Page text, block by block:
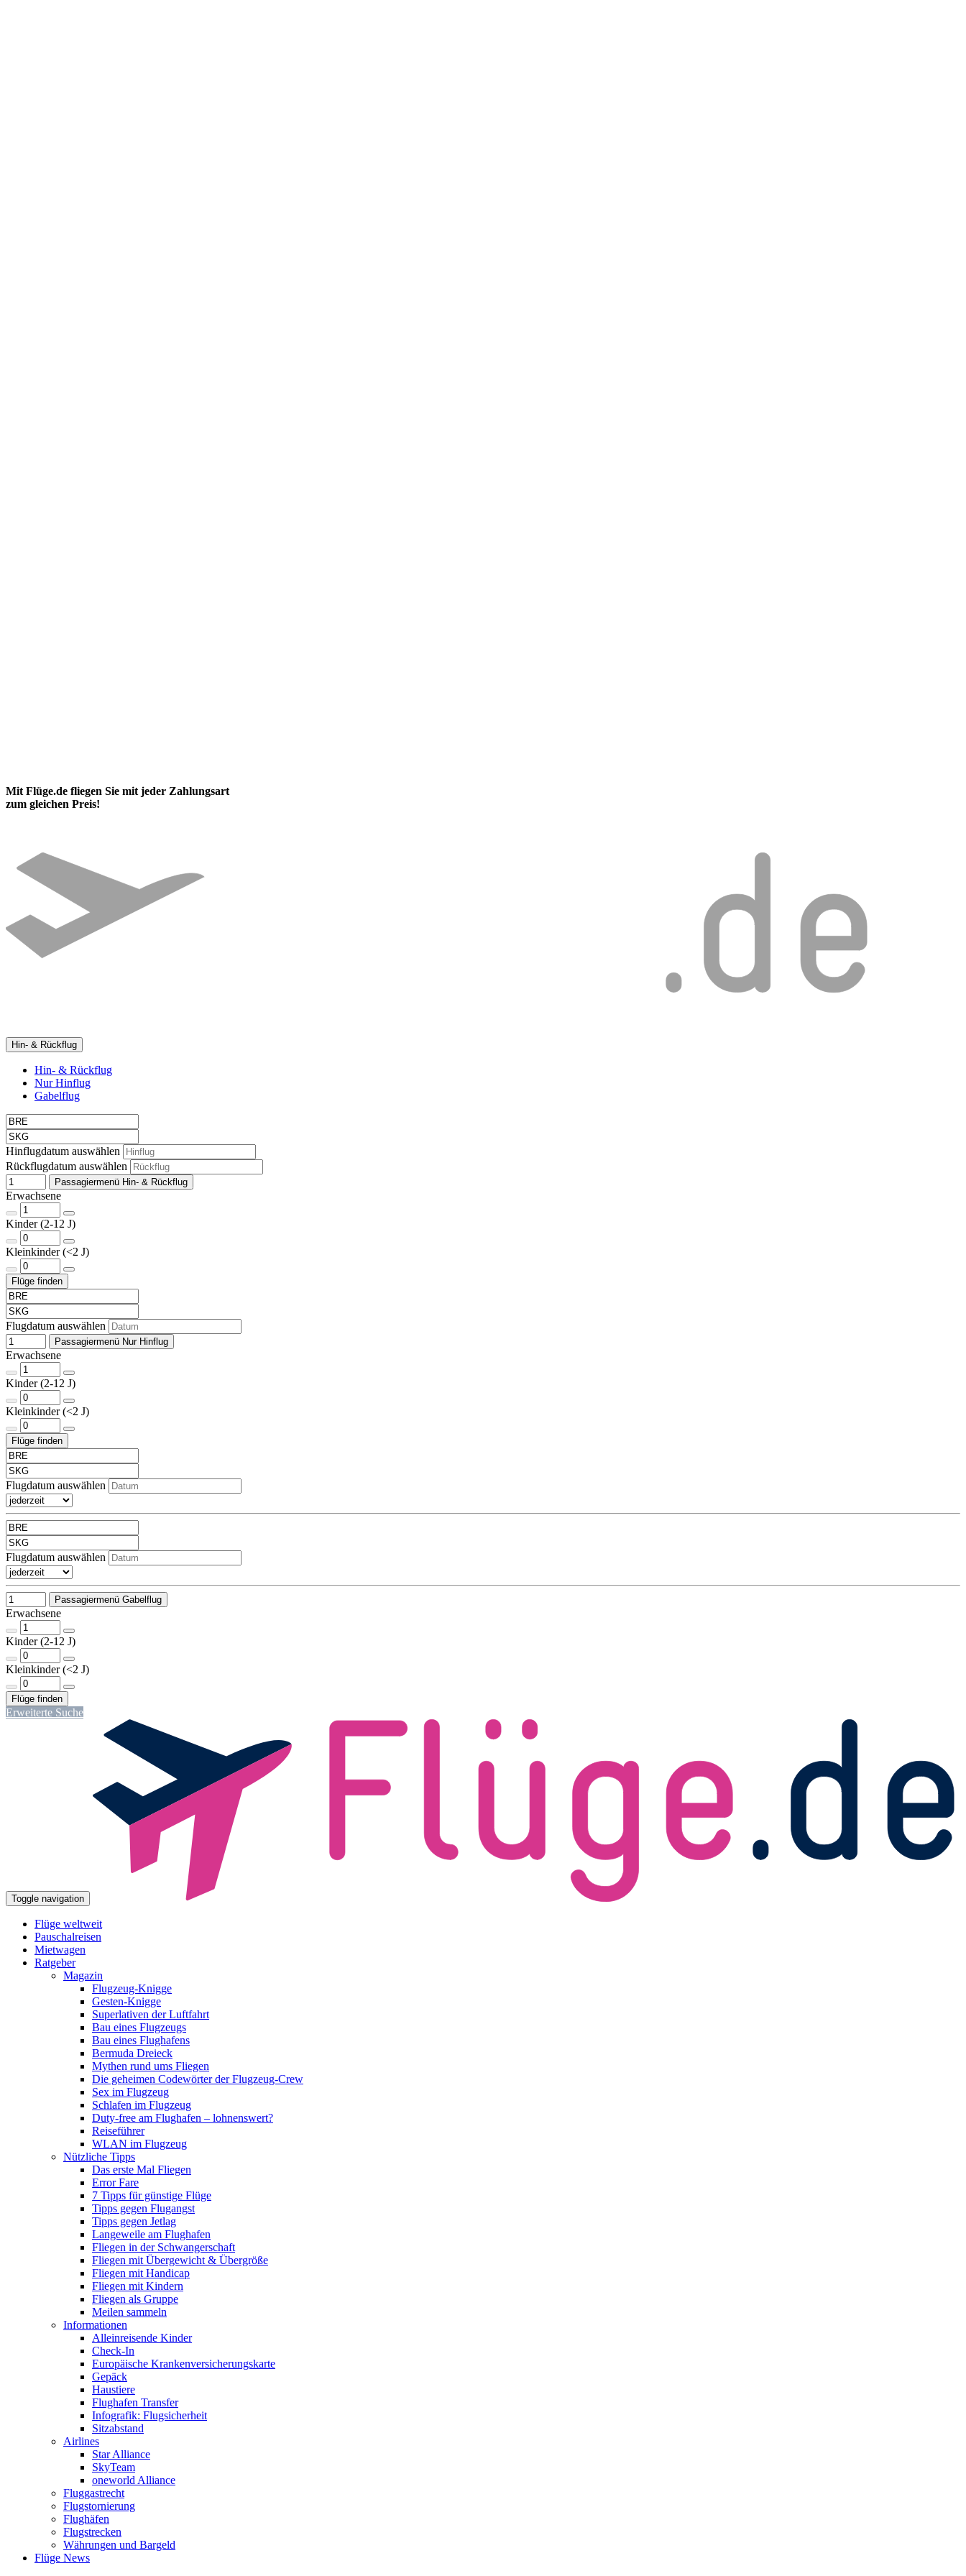
Mit Flüge.de fliegen Sie mit jeder Zahlungsart
zum gleichen Preis!
Hin- & Rückflug
Hin- & Rückflug
Nur Hinflug
Gabelflug
Hinflugdatum auswählen
Rückflugdatum auswählen
Passagiermenü Hin- & Rückflug
Erwachsene
Kinder (2-12 J)
Kleinkinder (<2 J)
Flugdatum auswählen
Passagiermenü Nur Hinflug
Erwachsene
Kinder (2-12 J)
Kleinkinder (<2 J)
Flugdatum auswählen
Flugdatum auswählen
Passagiermenü Gabelflug
Erwachsene
Kinder (2-12 J)
Kleinkinder (<2 J)
Erweiterte Suche
Toggle navigation
Flüge weltweit
Pauschalreisen
Mietwagen
Ratgeber
Magazin
Flugzeug-Knigge
Gesten-Knigge
Superlativen der Luftfahrt
Bau eines Flugzeugs
Bau eines Flughafens
Bermuda Dreieck
Mythen rund ums Fliegen
Die geheimen Codewörter der Flugzeug-Crew
Sex im Flugzeug
Schlafen im Flugzeug
Duty-free am Flughafen – lohnenswert?
Reiseführer
WLAN im Flugzeug
Nützliche Tipps
Das erste Mal Fliegen
Error Fare
7 Tipps für günstige Flüge
Tipps gegen Flugangst
Tipps gegen Jetlag
Langeweile am Flughafen
Fliegen in der Schwangerschaft
Fliegen mit Übergewicht & Übergröße
Fliegen mit Handicap
Fliegen mit Kindern
Fliegen als Gruppe
Meilen sammeln
Informationen
Alleinreisende Kinder
Check-In
Europäische Krankenversicherungskarte
Gepäck
Haustiere
Flughafen Transfer
Infografik: Flugsicherheit
Sitzabstand
Airlines
Star Alliance
SkyTeam
oneworld Alliance
Fluggastrecht
Flugstornierung
Flughäfen
Flugstrecken
Währungen und Bargeld
Flüge News